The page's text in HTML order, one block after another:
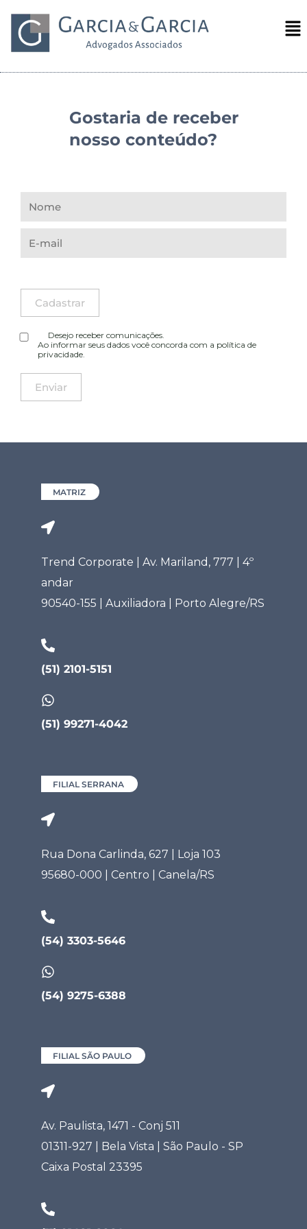
Gostaria de receber
nosso conteúdo?
Desejo receber comunicações.
Ao informar seus dados você concorda com a política de
privacidade.
MATRIZ
Trend Corporate | Av. Mariland, 777 | 4º
andar
90540-155 | Auxiliadora | Porto Alegre/RS
(51) 2101-5151
(51) 99271-4042
FILIAL SERRANA
Rua Dona Carlinda, 627 | Loja 103
95680-000 | Centro | Canela/RS
(54) 3303-5646
(54) 9275-6388
FILIAL SÃO PAULO
Av. Paulista, 1471 - Conj 511
01311-927 | Bela Vista | São Paulo - SP
Caixa Postal 23395